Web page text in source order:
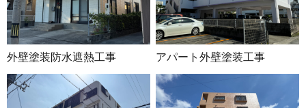
外壁塗装防水遮熱工事 アパート外壁塗装工事